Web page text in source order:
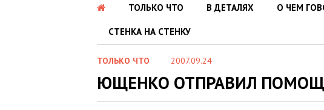
ТОЛЬКО ЧТО В ДЕТАЛЯХ О ЧЕМ
СТЕНКА НА СТЕНКУ
ТОЛЬКО ЧТО 2007.09.24
ЮЩЕНКО ОТПРАВИЛ